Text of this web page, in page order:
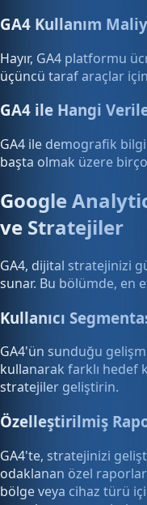
GA4 Kullanım
Hayır, GA4 platformu
üçüncü taraf araçlar
GA4 ile Hangi
GA4 ile demografik
başta olmak üzere
Google
ve Stratejiler
GA4, dijital stratejinizi
sunar. Bu bölümde, en
Kullanıcı
GA4'ün sunduğu
kullanarak farklı hedef
stratejiler geliştirin.
Özelleştirilmiş
GA4'te, stratejinizi
odaklanan özel
bölge veya cihaz türü